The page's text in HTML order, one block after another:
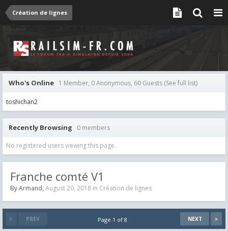
Création de lignes
Who's Online 1 Member, 0 Anonymous, 60 Guests (See full list)
toshichan2
Recently Browsing 0 members
No registered users viewing this page.
Franche comté V1
ByArmand, August 20, 2018 in Création de lignes
PREV NEXT
Page 1 of 8